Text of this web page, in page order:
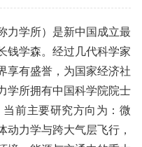
力学所）是新中国成立最
钱学森。经过几代科学家
享有盛誉，为国家经济社
学所拥有中国科学院院士
前主要研究方向为：微
动力学与跨大气层飞行，